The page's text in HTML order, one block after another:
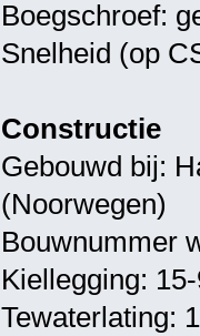
Boegschroef:
Snelheid (op
Constructie
Gebouwd bij:
(Noorwegen)
Bouwnummer
Kiellegging:
Tewaterlating: